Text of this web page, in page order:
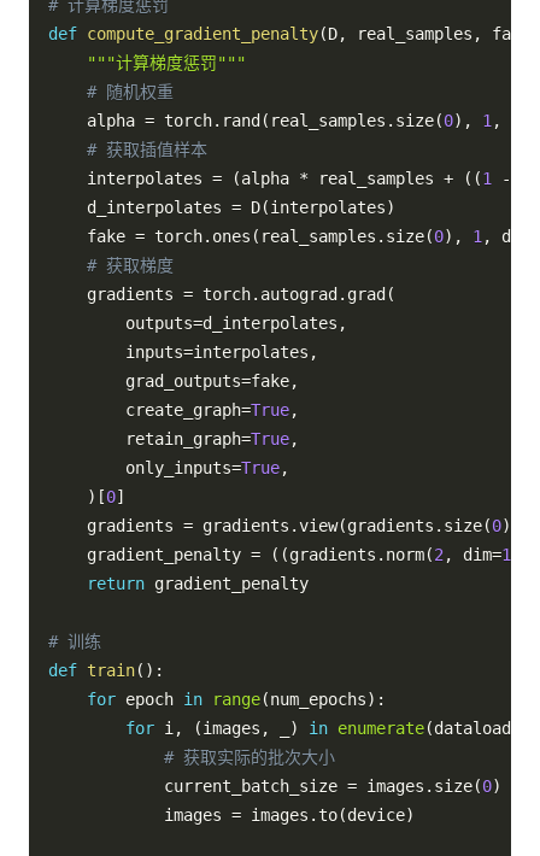
# 计算梯度惩罚
def compute_gradient_penalty(D, real_samples ,
"""计算梯度惩罚"""
# 随机权重
    alpha
= torch. rand ( real_samples . size(0) , 1 ,
# 获取插值样本
    interpolates
= (alpha * real_samples + ( (1 -
    d_interpolates
= D(interpolates)
    fake
= torch. ones ( real_samples . size(0) , 1 ,
# 获取梯度
    gradients
= torch. autograd . grad (
        outputs
=d_interpolates ,
        inputs
=interpolates ,
        grad_outputs
=fake,
        create_graph
=True,
        retain_graph
=True,
        only_inputs
=True,
) [0]
    gradients
= gradients .view(gradients . size(0)
    gradient_penalty
= ( (gradients . norm(2 , dim=1
return gradient_penalty
# 训练
def train( ) :
for epoch in range(num_epochs) :
for i , (images , ) in enumerate(dataloader
# 获取实际的批次大小
            current_batch_size
= images . size(0)
            images
= images .to(device)